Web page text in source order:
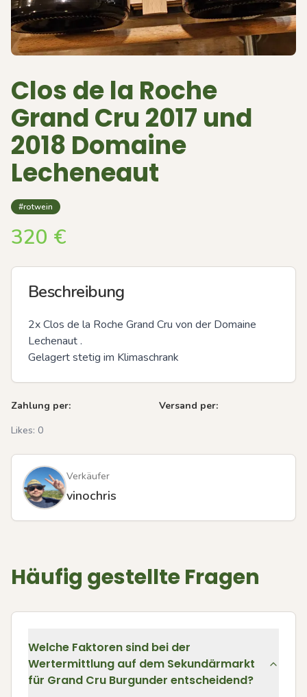
Clos de la Roche
Grand Cru 2017 und
2018 Domaine
Lecheneaut
#rotwein
320 €
Beschreibung
2x Clos de la Roche Grand Cru von der Domaine
Lechenaut .
Gelagert stetig im Klimaschrank
Zahlung per:
Versand per:
Likes: 0
Verkäufer
vinochris
Häufig gestellte Fragen
Welche Faktoren sind bei der
Wertermittlung auf dem Sekundärmarkt
für Grand Cru Burgunder entscheidend?